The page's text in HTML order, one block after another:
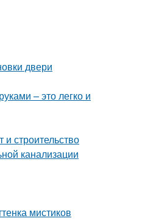
двери
– это легко и
строительство
канализации
мистиков